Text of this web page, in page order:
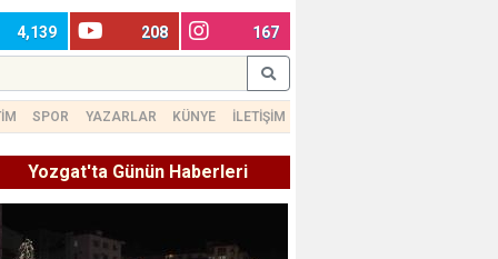
4,139 208 167
SPOR YAZARLAR KÜNYE İLETİŞİM
Yozgat'ta Günün Haberleri